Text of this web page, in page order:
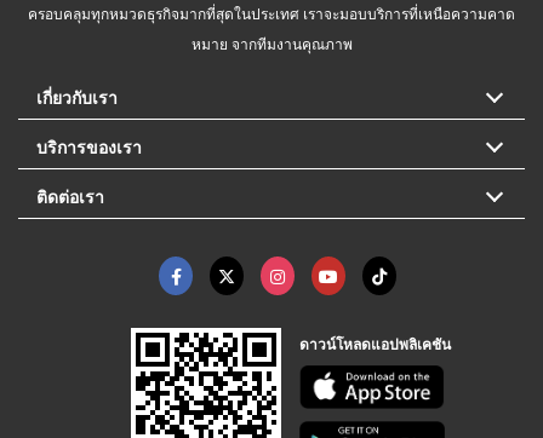
ครอบคลุมทุกหมวดธุรกิจมากที่สุดในประเทศ เราจะมอบบริการที่เหนือความคาด
หมาย จากทีมงานคุณภาพ
เกี่ยวกับเรา
บริการของเรา
ติดต่อเรา
ดาวน์โหลดแอปพลิเคชัน